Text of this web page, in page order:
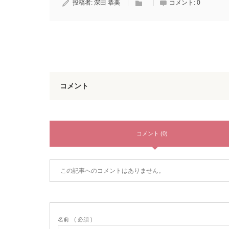
投稿者: 深田 恭美 コメント: 0
コメント
コメント (0)
この記事へのコメントはありません。
名前 ( 必須 )